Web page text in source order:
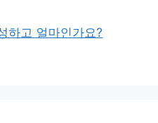
하고 얼마인가요?